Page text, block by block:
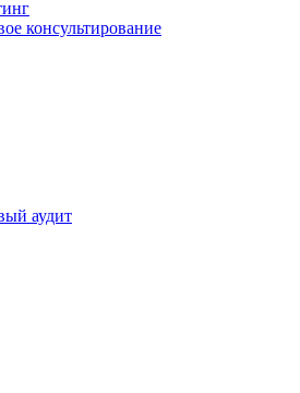
консультирование
аудит